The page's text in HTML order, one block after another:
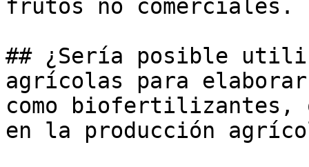
frutos no comerciales.
## ¿Sería posible
agrícolas para
como biofertilizantes,
en la producción